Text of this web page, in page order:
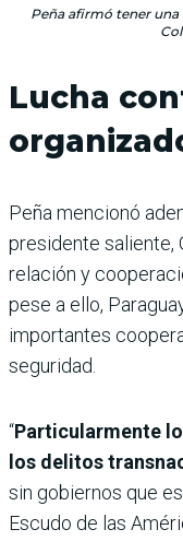
Peña afirmó tener una
Lucha
Peña mencionó
presidente saliente,
relación y
pese a ello,
importantes
seguridad.
“Particularmente
los delitos
sin gobiernos que
Escudo de las